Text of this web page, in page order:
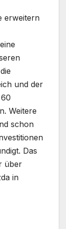
erweitern
und der
Weitere
schon
Das
über
in